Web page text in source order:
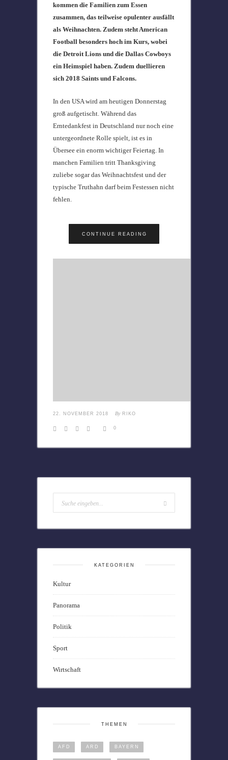
kommen die Familien zum Essen
zusammen, das teilweise opulenter ausfällt
als Weihnachten. Zudem steht American
Football besonders hoch im Kurs, wobei
die Detroit Lions und die Dallas Cowboys
ein Heimspiel haben. Zudem duellieren
sich 2018 Saints und Falcons.
In den USA wird am heutigen Donnerstag
groß aufgetischt. Während das
Erntedankfest in Deutschland nur noch eine
untergeordnete Rolle spielt, ist es in
Übersee ein enorm wichtiger Feiertag. In
manchen Familien tritt Thanksgiving
zuliebe sogar das Weihnachtsfest und der
typische Truthahn darf beim Festessen nicht
fehlen.
CONTINUE READING
22. NOVEMBER 2018 By RIKO
0
KATEGORIEN
Kultur
Panorama
Politik
Sport
Wirtschaft
THEMEN
AFD ARD BAYERN